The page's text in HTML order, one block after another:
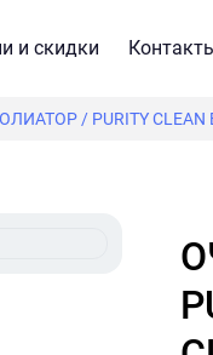
и скидки
/ PURITY CLEAN
ОЧИЩАЮЩИЙ ЭКСФОЛИАТОР /